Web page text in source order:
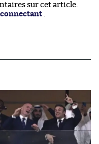
sur cet article.
connectant